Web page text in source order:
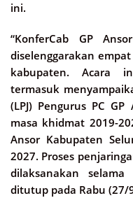
ini.
“KonferCab GP
diselenggarakan
kabupaten. Acara
termasuk
(LPJ) Pengurus PC
masa khidmat 2019-
Ansor Kabupaten
2027. Proses
dilaksanakan
ditutup pada Rabu (27/